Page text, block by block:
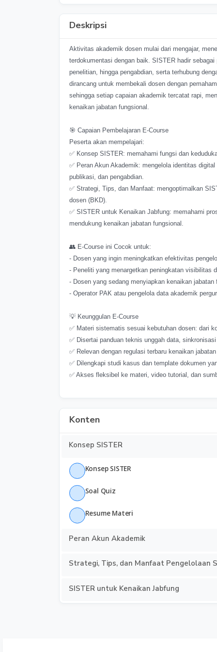
Deskripsi
Aktivitas akademik dosen mulai dari mengajar,
terdokumentasi dengan baik. SISTER hadir
penelitian, hingga pengabdian, serta terhubung
dirancang untuk membekali dosen dengan
sehingga setiap capaian akademik tercatat rapi,
kenaikan jabatan fungsional.
🎯 Capaian Pembelajaran E-Course
Peserta akan mempelajari:
✅ Konsep SISTER: memahami fungsi dan
✅ Peran Akun Akademik: mengelola identitas
publikasi, dan pengabdian.
✅ Strategi, Tips, dan Manfaat: mengoptimalkan
dosen (BKD).
✅ SISTER untuk Kenaikan Jabfung: memahami
mendukung kenaikan jabatan fungsional.
👥 E-Course ini Cocok untuk:
- Dosen yang ingin meningkatkan efektivitas
- Peneliti yang menargetkan peningkatan visibilitas
- Dosen yang sedang menyiapkan kenaikan
- Operator PAK atau pengelola data akademik
💡 Keunggulan E-Course
✅ Materi sistematis sesuai kebutuhan dosen: dari
✅ Disertai panduan teknis unggah data,
✅ Relevan dengan regulasi terbaru kenaikan
✅ Dilengkapi studi kasus dan template dokumen
✅ Akses fleksibel ke materi, video tutorial, dan
Konten
Konsep SISTER
Konsep SISTER
Soal Quiz
Resume Materi
Peran Akun Akademik
Strategi, Tips, dan Manfaat Pengelolaan
SISTER untuk Kenaikan Jabfung